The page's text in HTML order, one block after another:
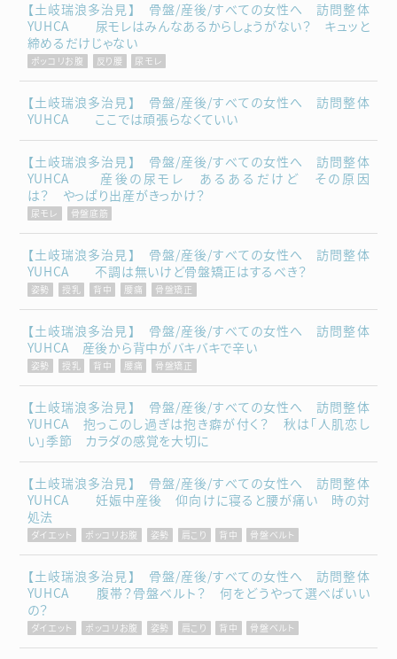
【土岐瑞浪多治見】 骨盤/産後/すべての女性へ 訪問整体
YUHCA 尿モレはみんなあるからしょうがない？ キュッと
締めるだけじゃない
ポッコリお腹 反り腰 尿モレ
【土岐瑞浪多治見】 骨盤/産後/すべての女性へ 訪問整体
YUHCA ここでは頑張らなくていい
【土岐瑞浪多治見】 骨盤/産後/すべての女性へ 訪問整体
YUHCA 産後の尿モレ あるあるだけど その原因
は？ やっぱり出産がきっかけ？
尿モレ 骨盤底筋
【土岐瑞浪多治見】 骨盤/産後/すべての女性へ 訪問整体
YUHCA 不調は無いけど骨盤矯正はするべき？
姿勢 授乳 背中 腰痛 骨盤矯正
【土岐瑞浪多治見】 骨盤/産後/すべての女性へ 訪問整体
YUHCA 産後から背中がバキバキで辛い
姿勢 授乳 背中 腰痛 骨盤矯正
【土岐瑞浪多治見】 骨盤/産後/すべての女性へ 訪問整体
YUHCA 抱っこのし過ぎは抱き癖が付く？ 秋は「人肌恋し
い」季節 カラダの感覚を大切に
【土岐瑞浪多治見】 骨盤/産後/すべての女性へ 訪問整体
YUHCA 妊娠中産後 仰向けに寝ると腰が痛い 時の対
処法
ダイエット ポッコリお腹 姿勢 肩こり 背中 骨盤ベルト
【土岐瑞浪多治見】 骨盤/産後/すべての女性へ 訪問整体
YUHCA 腹帯？骨盤ベルト？ 何をどうやって選べばいい
の？
ダイエット ポッコリお腹 姿勢 肩こり 背中 骨盤ベルト